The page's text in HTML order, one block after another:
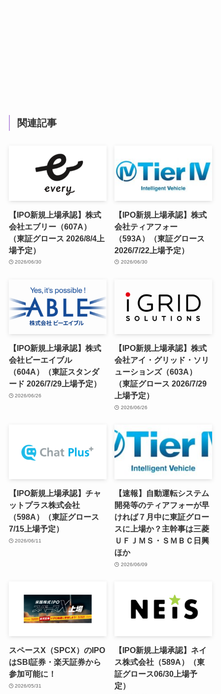
関連記事
【IPO新規上場承認】株式
会社エブリー（607A）
（東証グロース 2026/8/4上
場予定）
2026/06/30
【IPO新規上場承認】株式
会社ティアフォー
（593A）（東証グロース
2026/7/22上場予定）
2026/06/30
【IPO新規上場承認】株式
会社ビーエイブル
（604A）（東証スタンダ
ード 2026/7/29上場予定）
2026/06/26
【IPO新規上場承認】株式
会社アイ・グリッド・ソリ
ューションズ（603A）
（東証グロース 2026/7/29
上場予定）
2026/06/26
【IPO新規上場承認】チャ
ットプラス株式会社
（598A）（東証グロース
7/15上場予定）
2026/06/11
【速報】自動運転システム
開発等のティアフォーが早
ければ７月中に東証グロー
スに上場か？主幹事は三菱
ＵＦＪＭＳ・ＳＭＢＣ日興
ほか
2026/06/09
スペースX（SPCX）のIPO
はSBI証券・楽天証券から
参加可能に！
2026/05/31
【IPO新規上場承認】ネイ
ス株式会社（589A）（東
証グロース06/30上場予
定）